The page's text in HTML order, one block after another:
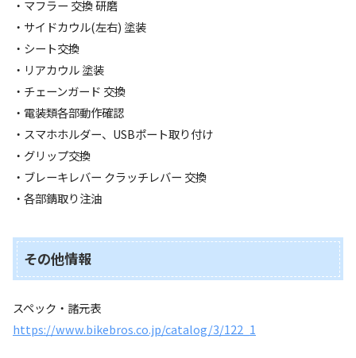
・マフラー 交換 研磨
・サイドカウル(左右) 塗装
・シート交換
・リアカウル 塗装
・チェーンガード 交換
・電装類各部動作確認
・スマホホルダー、USBポート取り付け
・グリップ交換
・ブレーキレバー クラッチレバー 交換
・各部錆取り注油
その他情報
スペック・諸元表
https://www.bikebros.co.jp/catalog/3/122_1